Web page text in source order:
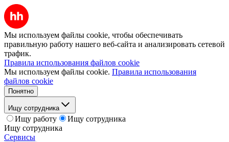
Мы используем файлы cookie, чтобы обеспечивать
правильную работу нашего веб-сайта и анализировать сетевой
трафик.
Правила использования файлов cookie
Мы используем файлы cookie. Правила использования
файлов cookie
Понятно
Ищу сотрудника
Ищу работу
Ищу сотрудника
Ищу сотрудника
Сервисы